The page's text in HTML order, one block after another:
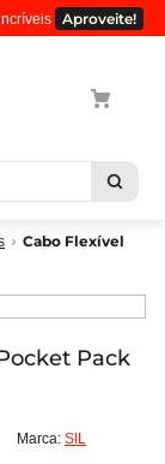
Aproveite!
Cabo Flexível
Pack
Marca: SIL